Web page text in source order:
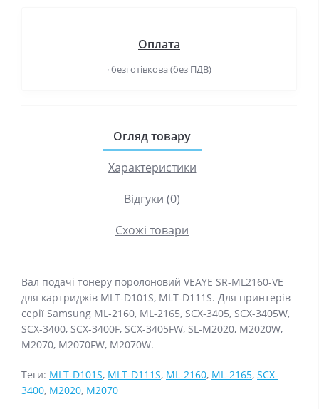
Оплата
· безготівкова (без ПДВ)
Огляд товару
Характеристики
Відгуки (0)
Схожі товари
Вал подачі тонеру поролоновий VEAYE SR-ML2160-VE
для картриджів MLT-D101S, MLT-D111S. Для принтерів
серії Samsung ML-2160, ML-2165, SCX-3405, SCX-3405W,
SCX-3400, SCX-3400F, SCX-3405FW, SL-M2020, M2020W,
M2070, M2070FW, M2070W.
Теги: MLT-D101S, MLT-D111S, ML-2160, ML-2165, SCX-
3400, M2020, M2070